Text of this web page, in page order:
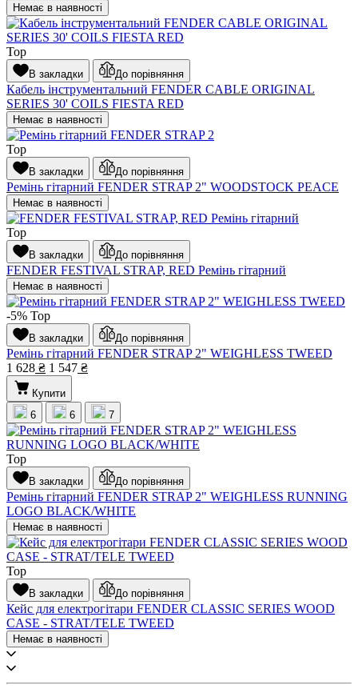
Немає в наявності
Top
В закладки До порівняння
Кабель інструментальний FENDER CABLE ORIGINAL
SERIES 30' COILS FIESTA RED
Немає в наявності
Top
В закладки До порівняння
Ремінь гітарний FENDER STRAP 2" WOODSTOCK PEACE
Немає в наявності
Top
В закладки До порівняння
FENDER FESTIVAL STRAP, RED Ремінь гітарний
Немає в наявності
-5% Top
В закладки До порівняння
Ремінь гітарний FENDER STRAP 2" WEIGHLESS TWEED
1 628 ₴ 1 547 ₴
Купити
6
6 7
Top
В закладки До порівняння
Ремінь гітарний FENDER STRAP 2" WEIGHLESS RUNNING
LOGO BLACK/WHITE
Немає в наявності
Top
В закладки До порівняння
Кейс для електрогітари FENDER CLASSIC SERIES WOOD
CASE - STRAT/TELE TWEED
Немає в наявності